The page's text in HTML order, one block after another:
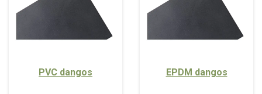
PVC dangos EPDM dangos